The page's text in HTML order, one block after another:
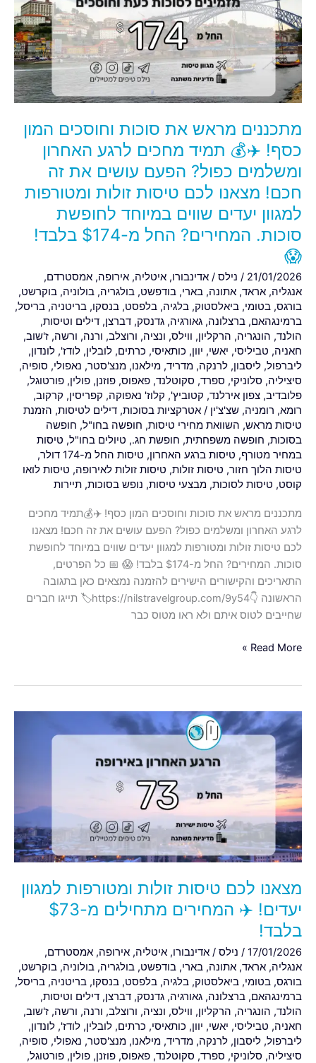
מתכננים מראש את סוכות וחוסכים המון
כסף! ✈️💰 תמיד מחכים לרגע האחרון
ומשלמים כפול? הפעם עושים את זה
חכם! מצאנו לכם טיסות זולות ומטורפות
למגוון יעדים שווים במיוחד לחופשת
סוכות. המחירים? החל מ-$174 בלבד!
😱
21/01/2026
/ נילס / אדינבורו, איטליה, אירופה, אמסטרדם,
אנגליה, אראד, אתונה, בארי, בודפשט, בולגריה, בולוניה, בוקרשט,
בורגס, בטומי, ביאלסטוק, בלגיה, בלפסט, בנסקו, בריטניה, בריסל,
ברמינגהאם, ברצלונה, גאורגיה, גדנסק, דברצן, דילים וטיסות,
הולנד, הונגריה, הרקליון, ווילס, ונציה, ורוצלב, ורנה, ורשה, ז'שוב,
חאניה, טביליסי, יאשי, יוון, כותאיסי, כרתים, לובלין, לודז', לונדון,
ליברפול, ליסבון, לרנקה, מדריד, מילאנו, מנצ'סטר, נאפולי, סופיה,
סיציליה, סלוניקי, ספרד, סקוטלנד, פאפוס, פוזנן, פולין, פורטוגל,
פלובדיב, צפון אירלנד, קטוביץ', קלוז' נאפוקה, קפריסין, קרקוב,
רומא, רומניה, שצ'צ'ין / אטרקציות בסוכות, דילים לטיסות, הזמנת
טיסות מראש, השוואת מחירי טיסות, חופשה בחו"ל, חופשה
בסוכות, חופשה משפחתית, חופשת חג., טיולים בחו"ל, טיסות
במחיר מטורף, טיסות ברגע האחרון, טיסות החל מ-174 דולר
,
טיסות הלוך חזור, טיסות זולות, טיסות זולות לאירופה, טיסות לואו
קוסט, טיסות לסוכות, מבצעי טיסות, נופש בסוכות, תיירות
מתכננים מראש את סוכות וחוסכים המון כסף! ✈️💰תמיד מחכים
לרגע האחרון ומשלמים כפול? הפעם עושים את זה חכם! מצאנו
לכם טיסות זולות ומטורפות למגוון יעדים שווים במיוחד לחופשת
סוכות. המחירים? החל מ-$174 בלבד! 😱 📅 כל הפרטים,
התאריכים והקישורים הישירים להזמנה נמצאים כאן בתגובה
הראשונה 👇https://nilstravelgroup.com/9y54🏷️ תייגו חברים
שחייבים לטוס איתם ולא ראו מטוס כבר
סוכות
וחוסכים
המון
כסף!
✈️
💰
מחכים
לרגע
האחרון
ומשלמים
כפול?
הפעם
עושים
את
זה
חכם!
מצאנו
לכם
טיסות
זולות
ומטורפות
למגוון
יעדים
שווים
במיוחד
לחופשת
סוכות.
המחירים?
מ-$174
בלבד!
😱
Read More »
מצאנו לכם טיסות זולות ומטורפות למגוון
יעדים! ✈️ המחירים מתחילים מ-$73
בלבד!
17/01/2026
/ נילס / אדינבורו, איטליה, אירופה, אמסטרדם,
אנגליה, אראד, אתונה, בארי, בודפשט, בולגריה, בולוניה, בוקרשט,
בורגס, בטומי, ביאלסטוק, בלגיה, בלפסט, בנסקו, בריטניה, בריסל,
ברמינגהאם, ברצלונה, גאורגיה, גדנסק, דברצן, דילים וטיסות,
הולנד, הונגריה, הרקליון, ווילס, ונציה, ורוצלב, ורנה, ורשה, ז'שוב,
חאניה, טביליסי, יאשי, יוון, כותאיסי, כרתים, לובלין, לודז', לונדון,
ליברפול, ליסבון, לרנקה, מדריד, מילאנו, מנצ'סטר, נאפולי, סופיה,
סיציליה, סלוניקי, ספרד, סקוטלנד, פאפוס, פוזנן, פולין, פורטוגל,
מצאנו
לכם
טיסות
זולות
ומטורפות
למגוון
יעדים!
המחירים
מ-$73
בלבד!